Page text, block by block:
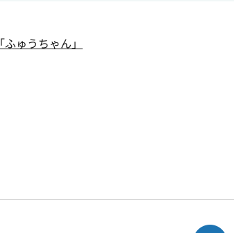
「ふゅうちゃん」